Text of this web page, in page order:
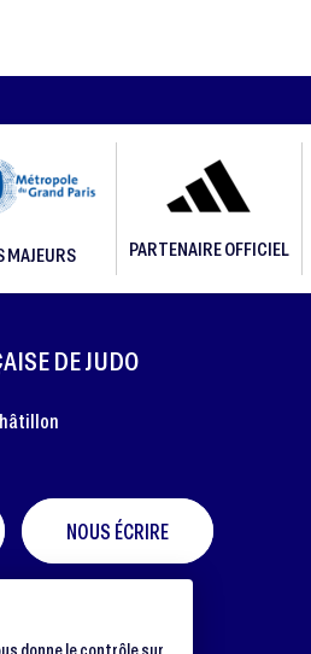
MAJEURS PARTENAIRE OFFICIEL
DE JUDO
NOUS ÉCRIRE
donne le contrôle sur